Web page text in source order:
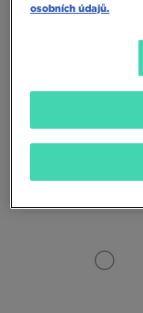
osobních údajů.